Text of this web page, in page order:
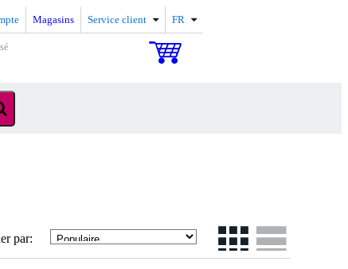
Magasins Service client FR
par: